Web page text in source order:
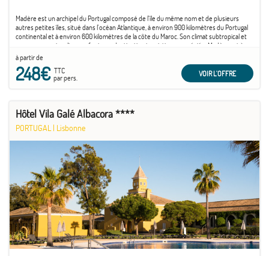
Madère est un archipel du Portugal composé de l'île du même nom et de plusieurs
autres petites îles, situé dans l'océan Atlantique, à environ 900 kilomètres du Portugal
continental et à environ 600 kilomètres de la côte du Maroc. Son climat subtropical et
ses paysages singuliers en font une destination touristique appréciée. Madère est à
juste ...
à partir de
248€TTC
par pers.
VOIR L'OFFRE
Hôtel Vila Galé Albacora ****
PORTUGAL | Lisbonne